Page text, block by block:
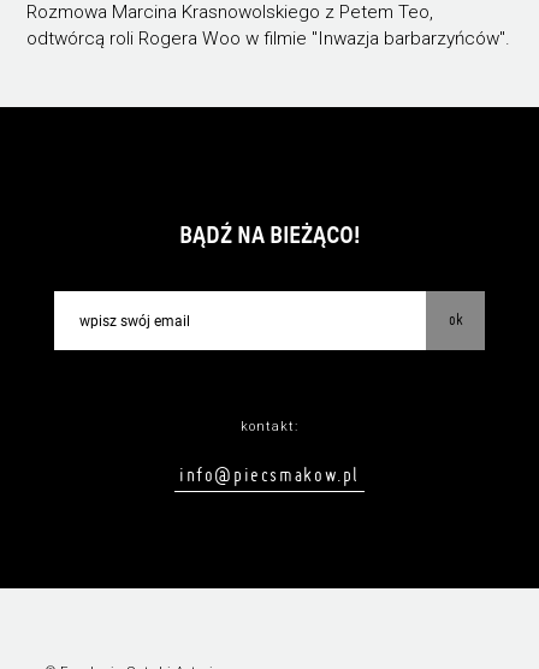
Rozmowa Marcina Krasnowolskiego z Petem Teo,
odtwórcą roli Rogera Woo w filmie "Inwazja barbarzyńców".
BĄDŹ NA BIEŻĄCO!
ok
kontakt:
info@piecsmakow.pl